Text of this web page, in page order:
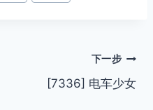
下一步
[7336] 电车少女